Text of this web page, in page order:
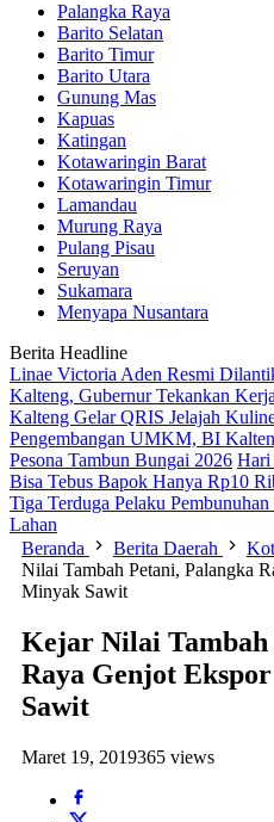
Palangka Raya
Barito Selatan
Barito Timur
Barito Utara
Gunung Mas
Kapuas
Katingan
Kotawaringin Barat
Kotawaringin Timur
Lamandau
Murung Raya
Pulang Pisau
Seruyan
Sukamara
Menyapa Nusantara
Berita Headline
Linae Victoria Aden Resmi
Kalteng, Gubernur Tekankan
Kalteng Gelar QRIS Jelajah
Pengembangan UMKM, BI
Pesona Tambun Bungai 2026 Hari
Bisa Tebus Bapok Hanya Rp10
Tiga Terduga Pelaku
Lahan
Beranda
Berita Daerah
Nilai Tambah Petani, Palangka
Minyak Sawit
Kejar Nilai Tambah
Raya Genjot
Sawit
Maret 19, 2019365 views